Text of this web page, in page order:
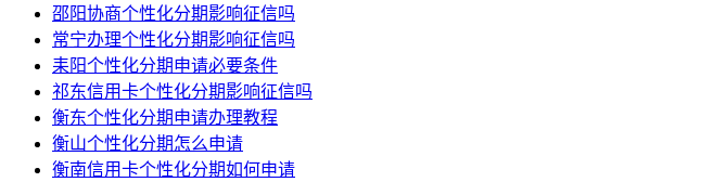
邵阳协商个性化分期影响征信吗
常宁办理个性化分期影响征信吗
耒阳个性化分期申请必要条件
祁东信用卡个性化分期影响征信吗
衡东个性化分期申请办理教程
衡山个性化分期怎么申请
衡南信用卡个性化分期如何申请